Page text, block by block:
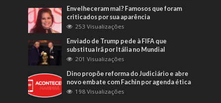
Envelheceram mal? Famosos que foram
criticados por sua aparência
253 Visualizações
Enviado de Trump pede à FIFA que
substitua Irã por Itália no Mundial
201 Visualizações
Dino propõe reforma do Judiciário e abre
novo embate com Fachin por agenda ética
198 Visualizações